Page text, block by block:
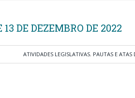
DE DEZEMBRO DE 2022
ATIVIDADES LEGISLATIVAS, PAUTAS E ATAS